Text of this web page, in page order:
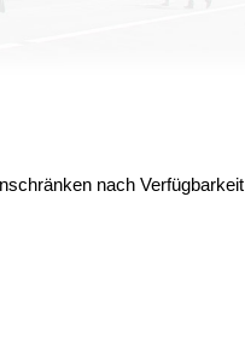
nach Verfügbarkeit